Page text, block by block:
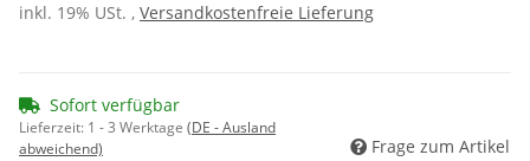
inkl. 19% USt. , Versandkostenfreie Lieferung
Sofort verfügbar
Lieferzeit: 1 - 3 Werktage (DE - Ausland
abweichend)
Frage zum Artikel